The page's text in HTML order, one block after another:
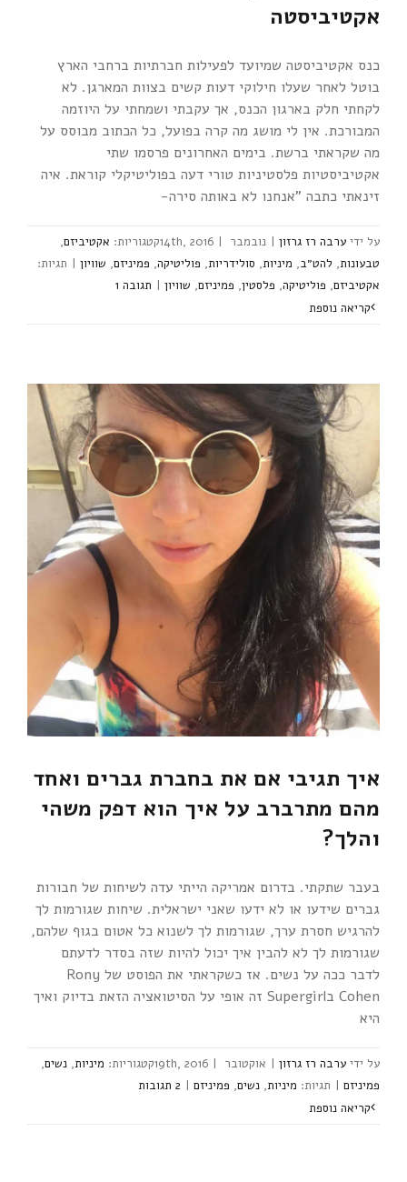
אקטיביסטה
כנס אקטיביסטה שמיועד לפעילות חברתיות ברחבי הארץ
בוטל לאחר שעלו חילוקי דעות קשים בצוות המארגן. לא
לקחתי חלק בארגון הכנס, אך עקבתי ושמחתי על היוזמה
המבורכת. אין לי מושג מה קרה בפועל, כל הכתוב מבוסס על
מה שקראתי ברשת. בימים האחרונים פרסמו שתי
אקטיביסטיות פלסטיניות טורי דעה בפוליטיקלי קוראת. איה
זינאתי כתבה "אנחנו לא באותה סירה-
ערבה רז גרזון | נובמבר 14th, 2016 | אקטיביזם,
טבעונות, להט״ב, מיניות, סולידריות, פוליטיקה, פמיניזם, שוויון |
אקטיביזם, פוליטיקה, פלסטין, פמיניזם, שוויון |
איך תגיבי אם את בחברת גברים ואחד
מהם מתרברב על איך הוא דפק משהי
והלך?
בעבר שתקתי. בדרום אמריקה הייתי עדה לשיחות של חבורות
גברים שידעו או לא ידעו שאני ישראלית. שיחות שגורמות לך
להרגיש חסרת ערך, שגורמות לך לשנוא כל אטום בגוף שלהם,
שגורמות לך לא להבין איך יכול להיות שזה בסדר לדעתם
לדבר ככה על נשים. אז כשקראתי את הפוסט של Rony
Cohen ב‎Supergirl זה אופי על הסיטואציה הזאת בדיוק ואיך
היא
ערבה רז גרזון | אוקטובר 19th, 2016 | מיניות, נשים,
פמיניזם | מיניות, נשים, פמיניזם | 2 ‎תגובות